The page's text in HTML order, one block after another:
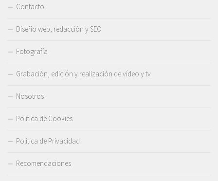
Contacto
Diseño web, redacción y SEO
Fotografía
Grabación, edición y realización de vídeo y tv
Nosotros
Política de Cookies
Política de Privacidad
Recomendaciones